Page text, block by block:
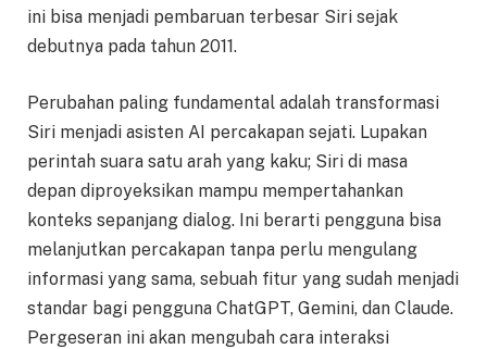
ini bisa menjadi pembaruan terbesar Siri sejak
debutnya pada tahun 2011.
Perubahan paling fundamental adalah transformasi
Siri menjadi asisten AI percakapan sejati. Lupakan
perintah suara satu arah yang kaku; Siri di masa
depan diproyeksikan mampu mempertahankan
konteks sepanjang dialog. Ini berarti pengguna bisa
melanjutkan percakapan tanpa perlu mengulang
informasi yang sama, sebuah fitur yang sudah menjadi
standar bagi pengguna ChatGPT, Gemini, dan Claude.
Pergeseran ini akan mengubah cara interaksi